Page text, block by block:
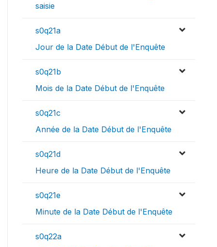
saisie
s0q21a
Jour de la Date Début de l'Enquête
s0q21b
Mois de la Date Début de l'Enquête
s0q21c
Année de la Date Début de l'Enquête
s0q21d
Heure de la Date Début de l'Enquête
s0q21e
Minute de la Date Début de l'Enquête
s0q22a